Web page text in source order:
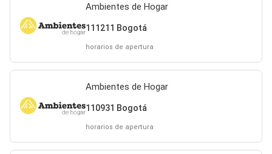
Ambientes de Hogar
111211 Bogotá
horarios de apertura
Ambientes de Hogar
110931 Bogotá
horarios de apertura